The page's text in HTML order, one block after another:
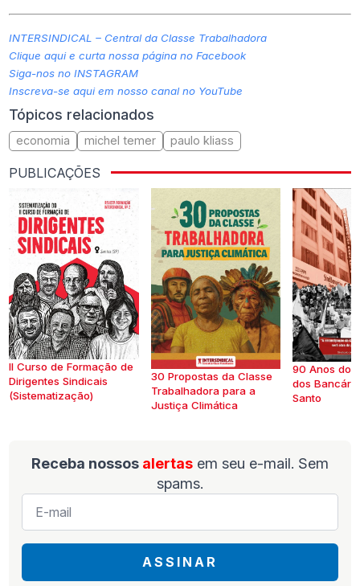
INTERSINDICAL – Central da Classe Trabalhadora
Clique aqui e curta nossa página no Facebook
Siga-nos no INSTAGRAM
Inscreva-se aqui em nosso canal no YouTube
Tópicos relacionados
economia michel temer paulo kliass
PUBLICAÇÕES
II Curso de Formação de
Dirigentes Sindicais
(Sistematização)
30 Propostas da Classe
Trabalhadora para a
Justiça Climática
90 Anos do
dos
Santo
Receba nossos alertas em seu e-mail. Sem
spams.
E-
mail
ASSINAR